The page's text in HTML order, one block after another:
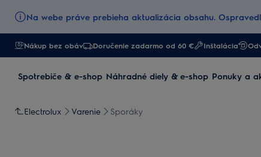
Na webe práve prebieha aktualizácia obsahu.
Nákup bez obáv Doručenie zadarmo od 60 € Inštalácia
Spotrebiče & e-shop Náhradné diely & e-shop Ponuky a
Electrolux Varenie Sporáky